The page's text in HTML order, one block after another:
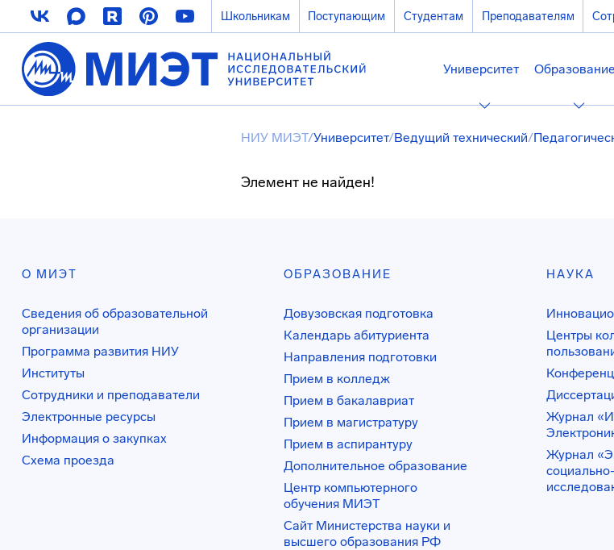
Школьникам Поступающим Студентам Преподавателям
Университет Образование
НИУ МИЭТ/Университет/Ведущий технический/
Элемент не найден!
О МИЭТ
Сведения об образовательной
организации
Программа развития НИУ
Институты
Сотрудники и преподаватели
Электронные ресурсы
Информация о закупках
Схема проезда
ОБРАЗОВАНИЕ
Довузовская подготовка
Календарь абитуриента
Направления подготовки
Прием в колледж
Прием в бакалавриат
Прием в магистратуру
Прием в аспирантуру
Дополнительное образование
Центр компьютерного
обучения МИЭТ
Сайт Министерства науки и
высшего образования РФ
НАУКА
Центры
Журнал
Журнал